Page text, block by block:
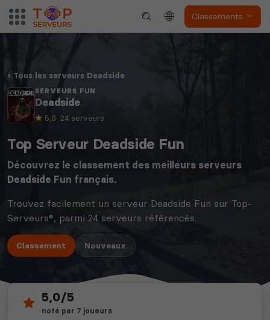
Classements
Tous les serveurs Deadside
SERVEURS FUN
Deadside
5,0· 24 serveurs
Top Serveur Deadside Fun
Découvrez le classement des meilleurs serveurs
Deadside Fun français.
Trouvez facilement un serveur Deadside Fun sur Top-
Serveurs®, parmi 24 serveurs référencés.
Classement Nouveaux
24
serveurs actifs
depuis 2012
5,0/5
noté par 7 joueurs